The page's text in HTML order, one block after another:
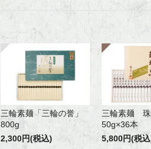
三輪素麺「三輪の誉」
800g
2,300円(税込)
三輪素麺 珠
50g×36本
5,800円(税